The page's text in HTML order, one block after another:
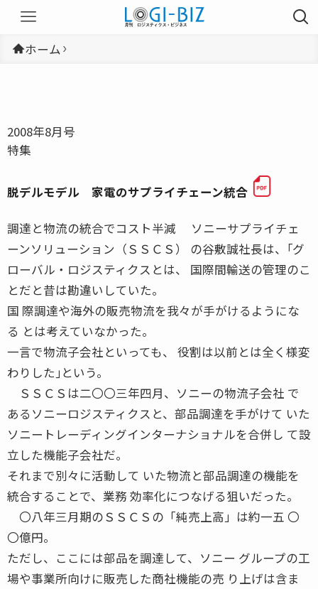
ホーム
2008年8月号
特集
脱デルモデル 家電のサプライチェーン統合
調達と物流の統合でコスト半減 ソニーサプライチェ
ーンソリューション（ＳＳＣＳ） の谷敷誠社長は、｢グ
ローバル・ロジスティクスとは、 国際間輸送の管理のこ
とだと昔は勘違いしていた。
国 際調達や海外の販売物流を我々が手がけるようにな
る とは考えていなかった。
一言で物流子会社といっても、 役割は以前とは全く様変
わりした｣という。
ＳＳＣＳは二〇〇三年四月、ソニーの物流子会社 で
あるソニーロジスティクスと、部品調達を手がけて いた
ソニートレーディングインターナショナルを合併し て設
立した機能子会社だ。
それまで別々に活動して いた物流と部品調達の機能を
統合することで、業務 効率化につなげる狙いだった。
〇八年三月期のＳＳＣＳの「純売上高」は約一五 〇
〇億円。
ただし、ここには部品を調達して、ソニー グループの工
場や事業所向けに販売した商社機能の売 り上げは含ま